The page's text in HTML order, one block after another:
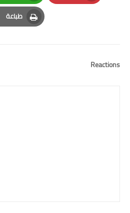
Pinterest
Whatsapp
طباعة
Print
Reactions